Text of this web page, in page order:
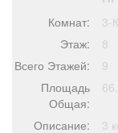
Комнат:
3-
Этаж:
8
Всего Этажей:
9
Площадь
Общая:
Описание:
3